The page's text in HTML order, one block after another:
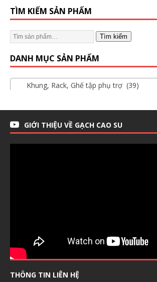
TÌM KIẾM SẢN PHẨM
Tìm kiếm
DANH MỤC SẢN PHẨM
Khung, Rack, Ghế tập phụ trợ (39)
GIỚI THIỆU VỀ GẠCH CAO SU
THÔNG TIN LIÊN HỆ